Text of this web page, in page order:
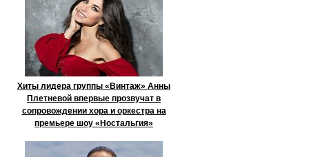
Хиты лидера группы «Винтаж» Анны
Плетневой впервые прозвучат в
сопровождении хора и оркестра на
премьере шоу «Ностальгия»